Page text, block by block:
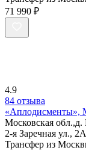
71 990 ₽
4.9
84 отзыва
«Аплодисменты»,
Московская
2-я Заречная ул.,
Трансфер из